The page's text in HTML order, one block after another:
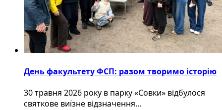
День факультету ФСП: разом творимо історію
30 травня 2026 року в парку «Совки» відбулося
святкове виїзне відзначення...